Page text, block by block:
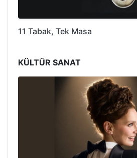
11 Tabak, Tek Masa
KÜLTÜR SANAT